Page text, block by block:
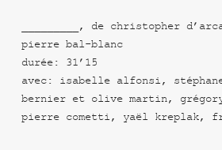
_________, de christopher
pierre bal-blanc
durée: 31’15
avec: isabelle alfonsi,
bernier et olive martin,
pierre cometti, yaël kreplak,